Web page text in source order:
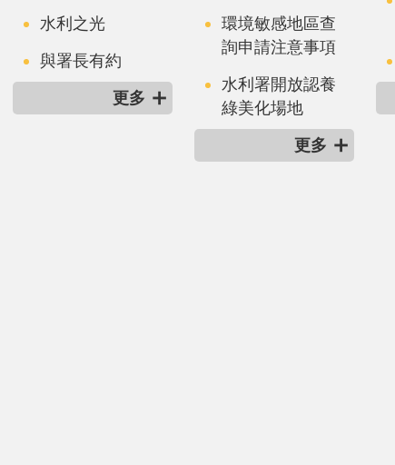
水利之光
與署長有約
更多
環境敏感地區查
詢申請注意事項
水利署開放認養
綠美化場地
更多